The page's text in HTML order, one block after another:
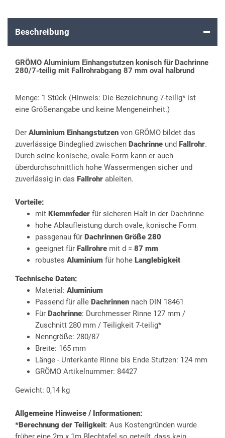
Beschreibung
GRÖMO Aluminium Einhangstutzen konisch für Dachrinne
280/7-teilig mit Fallrohrabgang 87 mm oval halbrund
Menge: 1 Stück (Hinweis: Die Bezeichnung 7-teilig* ist
eine Größenangabe und keine Mengeneinheit.)
Der Aluminium Einhangstutzen von GRÖMO bildet das
zuverlässige Bindeglied zwischen Dachrinne und Fallrohr.
Durch seine konische, ovale Form kann er auch
überdurchschnittlich hohe Wassermengen sicher und
zuverlässig in das Fallrohr ableiten.
Vorteile:
mit Klemmfeder für sicheren Halt in der Dachrinne
hohe Ablaufleistung durch ovale, konische Form
passgenau für Dachrinnen Größe 280
geeignet für Fallrohre mit d = 87 mm
robustes Aluminium für hohe Langlebigkeit
Technische Daten:
Material: Aluminium
Passend für alle Dachrinnen nach DIN 18461
Für Dachrinne: Durchmesser Rinne 127 mm /
Zuschnitt 280 mm / Teiligkeit 7-teilig*
Nenngröße: 280/87
Breite: 165 mm
Länge - Unterkante Rinne bis Ende Stutzen: 124 mm
GRÖMO Artikelnummer: 84427
Gewicht: 0,14 kg
Allgemeine Hinweise / Informationen:
*Berechnung der Teiligkeit: Aus Kostengründen wurde